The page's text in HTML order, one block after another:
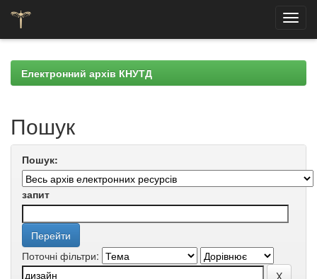
navigationЕлектронний архів КНУТД
Пошук
Пошук:
запит
Поточні фільтри: